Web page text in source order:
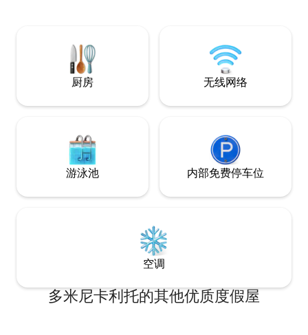
Come experience why our Villa
continues to capture the attention of
world travellers.
程，距离圣何塞机
厨房 无线网络
游泳池 内部免费停车位
空调
多米尼卡利托的其他优质度假屋